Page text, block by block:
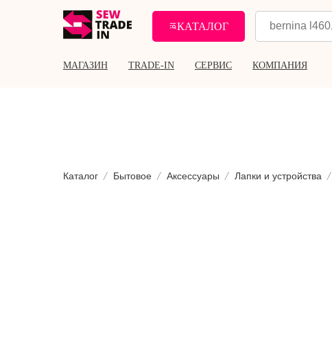
КАТАЛОГ
МАГАЗИН TRADE-IN СЕРВИС КОМПАНИЯ
Каталог Бытовое Аксессуары Лапки и устройства